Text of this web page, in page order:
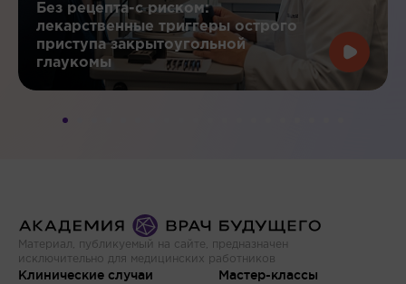
Без рецепта-с риском:
лекарственные триггеры острого
приступа закрытоугольной
глаукомы
Материал, публикуемый на сайте, предназначен
исключительно для медицинских работников
Клинические случаи
Мастер-классы